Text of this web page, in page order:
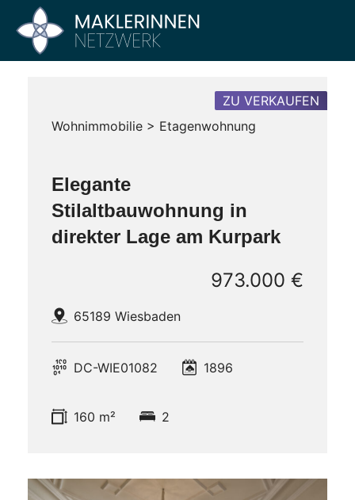
Inhalt
springenMaklerinnen
Vier
Büros
Wohnimmobilie > Etagenwohnung
ZU VERKAUFEN
Elegante
Stilaltbauwohnung in
direkter Lage am Kurpark
65189 Wiesbaden
973.000 €
DC-WIE01082 1896
160 m² 2